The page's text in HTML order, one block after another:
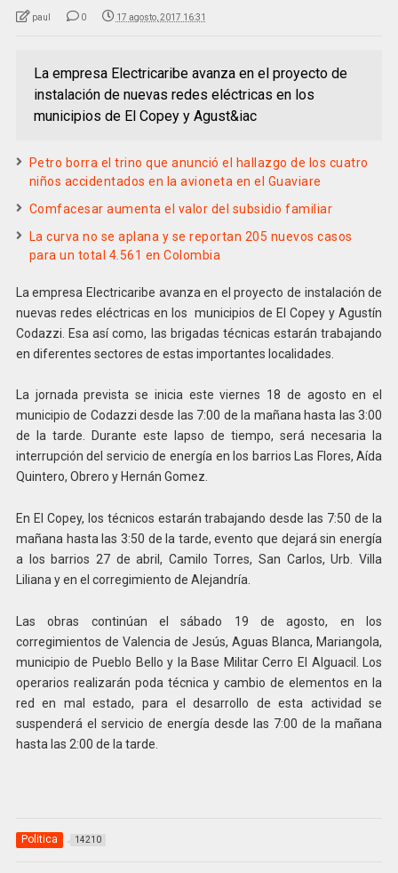
paul 0 17 agosto, 2017 16:31
La empresa Electricaribe avanza en el proyecto de
instalación de nuevas redes eléctricas en los
municipios de El Copey y Agust&iac
Petro borra el trino que anunció el hallazgo de los cuatro
niños accidentados en la avioneta en el Guaviare
Comfacesar aumenta el valor del subsidio familiar
La curva no se aplana y se reportan 205 nuevos casos
para un total 4.561 en Colombia
La empresa Electricaribe avanza en el proyecto de instalación de
nuevas redes eléctricas en los municipios de El Copey y Agustín
Codazzi. Esa así como, las brigadas técnicas estarán trabajando
en diferentes sectores de estas importantes localidades.
La jornada prevista se inicia este viernes 18 de agosto en el
municipio de Codazzi desde las 7:00 de la mañana hasta las 3:00
de la tarde. Durante este lapso de tiempo, será necesaria la
interrupción del servicio de energía en los barrios Las Flores, Aída
Quintero, Obrero y Hernán Gomez.
En El Copey, los técnicos estarán trabajando desde las 7:50 de la
mañana hasta las 3:50 de la tarde, evento que dejará sin energía
a los barrios 27 de abril, Camilo Torres, San Carlos, Urb. Villa
Liliana y en el corregimiento de Alejandría.
Las obras continúan el sábado 19 de agosto, en los
corregimientos de Valencia de Jesús, Aguas Blanca, Mariangola,
municipio de Pueblo Bello y la Base Militar Cerro El Alguacil. Los
operarios realizarán poda técnica y cambio de elementos en la
red en mal estado, para el desarrollo de esta actividad se
suspenderá el servicio de energía desde las 7:00 de la mañana
hasta las 2:00 de la tarde.
Politica 14210